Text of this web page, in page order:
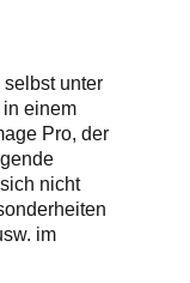
unter
einem
Pro, der
nicht
im